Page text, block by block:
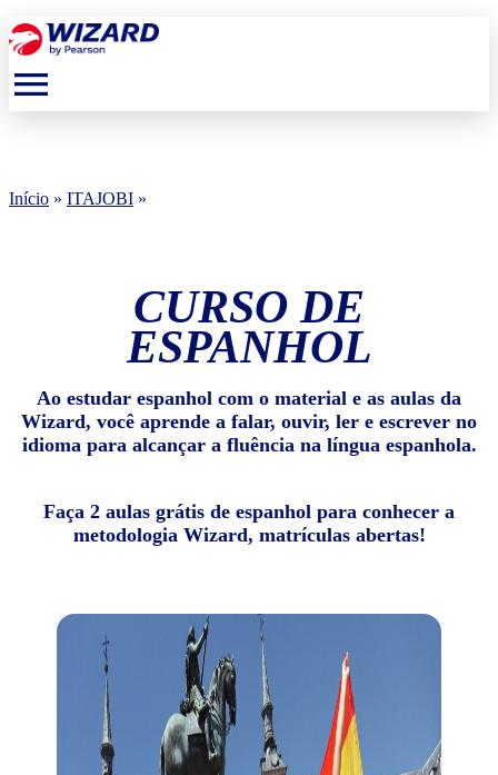
menu
Início » ITAJOBI »
CURSO DE
ESPANHOL
Ao estudar espanhol com o material e as aulas da
Wizard, você aprende a falar, ouvir, ler e escrever no
idioma para alcançar a fluência na língua espanhola.
Faça 2 aulas grátis de espanhol para conhecer a
metodologia Wizard, matrículas abertas!